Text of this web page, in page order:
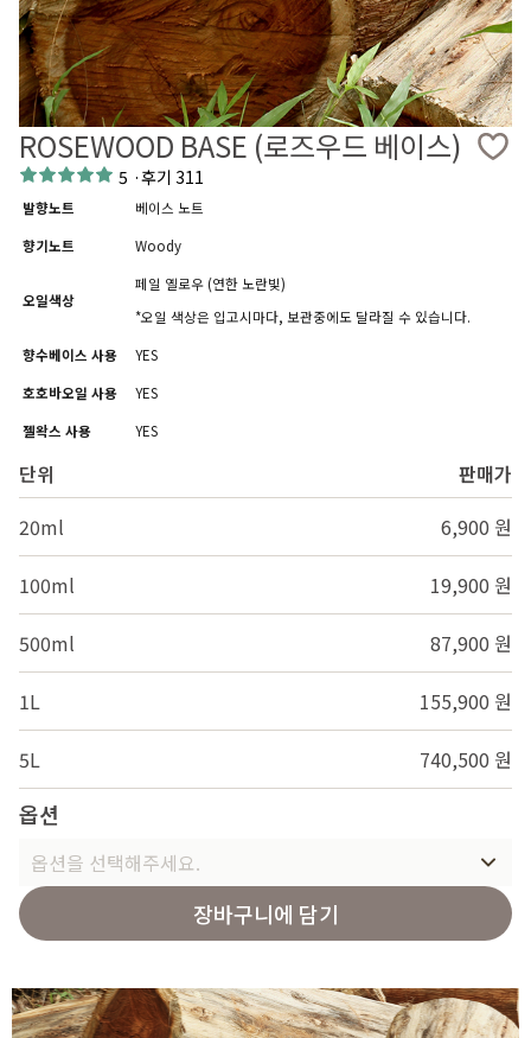
ROSEWOOD BASE (로즈우드 베이스)
5 ·후기 311
발향노트
베이스 노트
향기노트
Woody
오일색상
페일 옐로우 (연한 노란빛)
*오일 색상은 입고시마다, 보관중에도 달라질 수 있습니다.
향수베이스 사용
YES
호호바오일 사용
YES
젤왁스 사용
YES
단위
판매가
20ml
6,900 원
100ml 19,900 원
500ml 87,900 원
1L 155,900 원
5L 740,500 원
옵션
옵션을 선택해주세요.
장바구니에 담기